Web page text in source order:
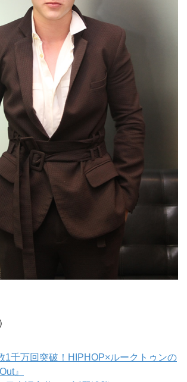
1千万回突破！HIPHOP×ルークトゥンの
』